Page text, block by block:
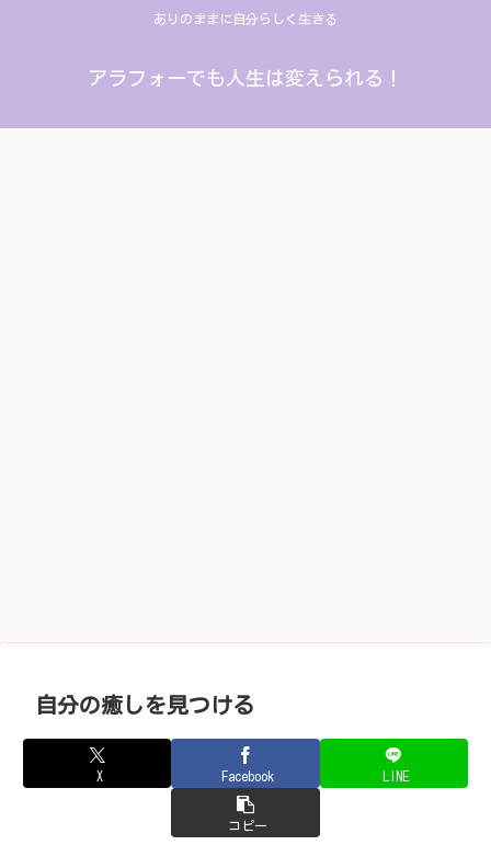
ありのままに自分らしく生きる
アラフォーでも人生は変えられる！
自分の癒しを見つける
X Facebook LINE
コピー